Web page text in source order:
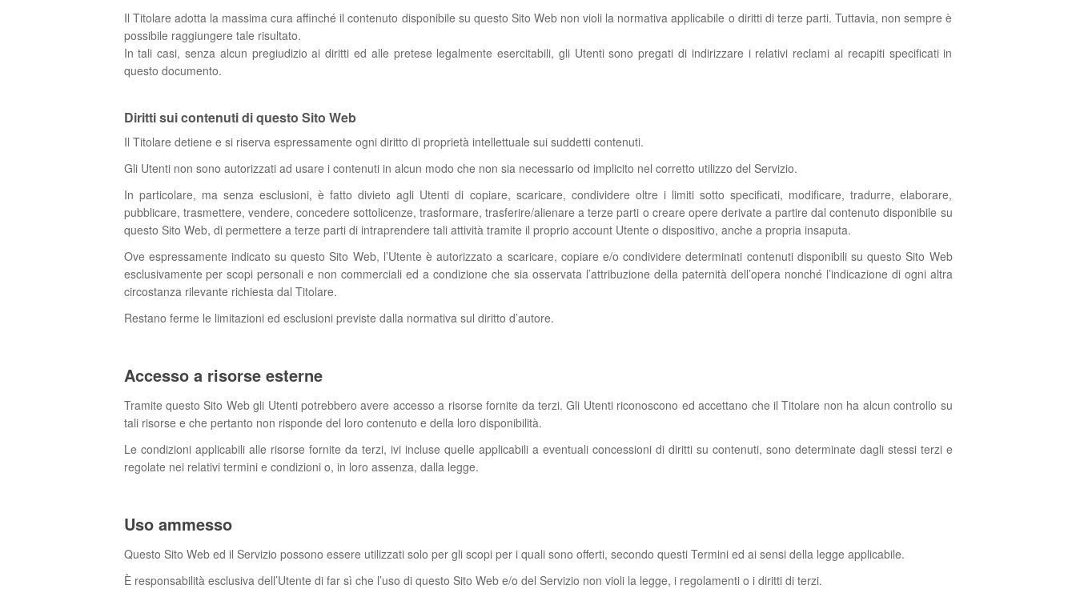
Il Titolare adotta la massima cura affinché il contenuto disponibile su questo Sito Web non violi la normativa applicabile o diritti di terze parti. Tuttavia, non sempre è
possibile raggiungere tale risultato.
In tali casi, senza alcun pregiudizio ai diritti ed alle pretese legalmente esercitabili, gli Utenti sono pregati di indirizzare i relativi reclami ai recapiti specificati in
questo documento.
Diritti sui contenuti di questo Sito Web
Il Titolare detiene e si riserva espressamente ogni diritto di proprietà intellettuale sui suddetti contenuti.
Gli Utenti non sono autorizzati ad usare i contenuti in alcun modo che non sia necessario od implicito nel corretto utilizzo del Servizio.
In particolare, ma senza esclusioni, è fatto divieto agli Utenti di copiare, scaricare, condividere oltre i limiti sotto specificati, modificare, tradurre, elaborare,
pubblicare, trasmettere, vendere, concedere sottolicenze, trasformare, trasferire/alienare a terze parti o creare opere derivate a partire dal contenuto disponibile su
questo Sito Web, di permettere a terze parti di intraprendere tali attività tramite il proprio account Utente o dispositivo, anche a propria insaputa.
Ove espressamente indicato su questo Sito Web, l’Utente è autorizzato a scaricare, copiare e/o condividere determinati contenuti disponibili su questo Sito Web
esclusivamente per scopi personali e non commerciali ed a condizione che sia osservata l’attribuzione della paternità dell’opera nonché l’indicazione di ogni altra
circostanza rilevante richiesta dal Titolare.
Restano ferme le limitazioni ed esclusioni previste dalla normativa sul diritto d’autore.
Accesso a risorse esterne
Tramite questo Sito Web gli Utenti potrebbero avere accesso a risorse fornite da terzi. Gli Utenti riconoscono ed accettano che il Titolare non ha alcun controllo su
tali risorse e che pertanto non risponde del loro contenuto e della loro disponibilità.
Le condizioni applicabili alle risorse fornite da terzi, ivi incluse quelle applicabili a eventuali concessioni di diritti su contenuti, sono determinate dagli stessi terzi e
regolate nei relativi termini e condizioni o, in loro assenza, dalla legge.
Uso ammesso
Questo Sito Web ed il Servizio possono essere utilizzati solo per gli scopi per i quali sono offerti, secondo questi Termini ed ai sensi della legge applicabile.
È responsabilità esclusiva dell’Utente di far sì che l’uso di questo Sito Web e/o del Servizio non violi la legge, i regolamenti o i diritti di terzi.